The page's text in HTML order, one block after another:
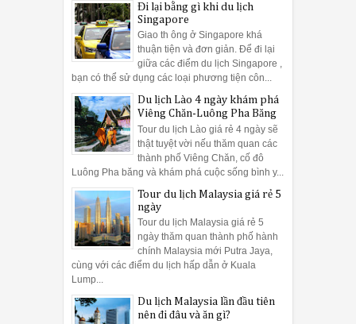
Đi lại bằng gì khi du lịch
Singapore
Giao th ông ở Singapore khá
thuận tiện và đơn giản. Để đi lại
giữa các điểm du lịch Singapore ,
bạn có thể sử dụng các loại phương tiện côn...
Du lịch Lào 4 ngày khám phá
Viêng Chăn-Luông Pha Băng
Tour du lịch Lào giá rẻ 4 ngày sẽ
thật tuyệt vời nếu thăm quan các
thành phố Viêng Chăn, cố đô
Luông Pha băng và khám phá cuộc sống bình y...
Tour du lịch Malaysia giá rẻ 5
ngày
Tour du lịch Malaysia giá rẻ 5
ngày thăm quan thành phố hành
chính Malaysia mới Putra Jaya,
cùng với các điểm du lịch hấp dẫn ở Kuala
Lump...
Du lịch Malaysia lần đầu tiên
nên đi đâu và ăn gì?